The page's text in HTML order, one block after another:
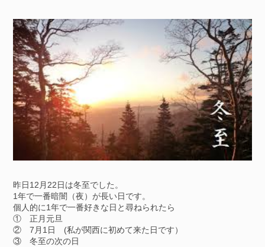
昨日12月22日は冬至でした。
1年で一番暗闇（夜）が長い日です。
個人的に1年で一番好きな日と尋ねられたら
① 正月元旦
② 7月1日 (私が関西に初めて来た日です）
③ 冬至の次の日